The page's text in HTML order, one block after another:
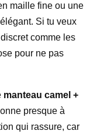
maille fine ou une
Si tu veux
comme les
pour ne pas
manteau camel +
presque à
qui rassure, car